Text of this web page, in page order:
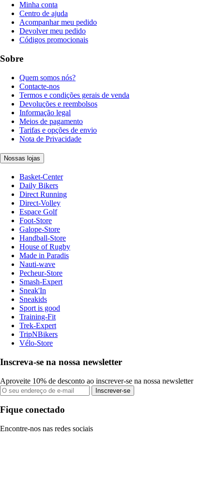
Minha conta
Centro de ajuda
Acompanhar meu pedido
Devolver meu pedido
Códigos promocionais
Sobre
Quem somos nós?
Contacte-nos
Termos e condições gerais de venda
Devoluções e reembolsos
Informação legal
Meios de pagamento
Tarifas e opções de envio
Nota de Privacidade
Nossas lojas
Basket-Center
Daily Bikers
Direct Running
Direct-Volley
Espace Golf
Foot-Store
Galope-Store
Handball-Store
House of Rugby
Made in Paradis
Nauti-wave
Pecheur-Store
Smash-Expert
Sneak'In
Sneakids
Sport is good
Training-Fit
Trek-Expert
TripNBikers
Vélo-Store
Inscreva-se na nossa newsletter
Aproveite 10% de desconto ao inscrever-se na nossa newsletter
Inscrever-se
Fique conectado
Encontre-nos nas redes sociais